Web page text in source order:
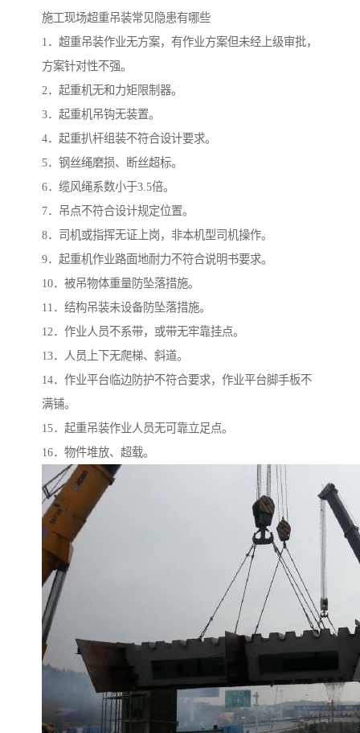
施工现场超重吊装常见隐患有哪些
1．超重吊装作业无方案，有作业方案但未经上级审批，
方案针对性不强。
2．起重机无和力矩限制器。
3．起重机吊钩无装置。
4．起重扒杆组装不符合设计要求。
5．钢丝绳磨损、断丝超标。
6．缆风绳系数小于3.5倍。
7．吊点不符合设计规定位置。
8．司机或指挥无证上岗，非本机型司机操作。
9．起重机作业路面地耐力不符合说明书要求。
10．被吊物体重量防坠落措施。
11．结构吊装未设备防坠落措施。
12．作业人员不系带，或带无牢靠挂点。
13．人员上下无爬梯、斜道。
14．作业平台临边防护不符合要求，作业平台脚手板不
满铺。
15．起重吊装作业人员无可靠立足点。
16．物件堆放、超载。